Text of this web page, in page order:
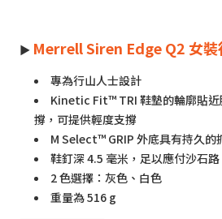
► Merrell Siren Edge Q2 女裝
專為行山人士設計
Kinetic Fit™ TRI 鞋墊的輪廓貼近
撐，可提供輕度支撐
M Select™ GRIP 外底具有持久的
鞋釘深 4.5 毫米，足以應付沙石路
2 色選擇：灰色、白色
重量為 516 g